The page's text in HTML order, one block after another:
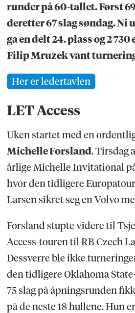
runder på 60-tallet. Først
deretter 67 slag søndag. Ni
ga en delt 24. plass og 2
Filip Mruzek vant
Her er ledertavlen
LET Access
Uken startet med en
Michelle Forsland. Tirsdag
årlige Michelle Invitational
hvor den tidligere
Larsen sikret seg en Volvo
Forsland stupte videre til
Access-touren til RB Czech
Dessverre ble ikke
den tidligere Oklahoma
75 slag på åpningsrunden
på de neste 18 hullene. Hun